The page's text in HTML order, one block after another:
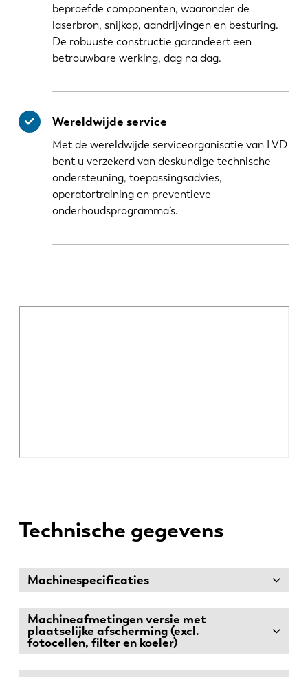
beproefde componenten, waaronder de
laserbron, snijkop, aandrijvingen en besturing.
De robuuste constructie garandeert een
betrouwbare werking, dag na dag.
Wereldwijde service
Met de wereldwijde serviceorganisatie van LVD
bent u verzekerd van deskundige technische
ondersteuning, toepassingsadvies,
operatortraining en preventieve
onderhoudsprogramma’s.
Technische gegevens
Machinespecificaties
Machineafmetingen versie met
plaatselijke afscherming (excl.
fotocellen, filter en koeler)